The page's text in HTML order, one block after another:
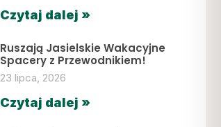
Czytaj dalej »
Ruszają Jasielskie Wakacyjne
Spacery z Przewodnikiem!
23 lipca, 2026
Czytaj dalej »